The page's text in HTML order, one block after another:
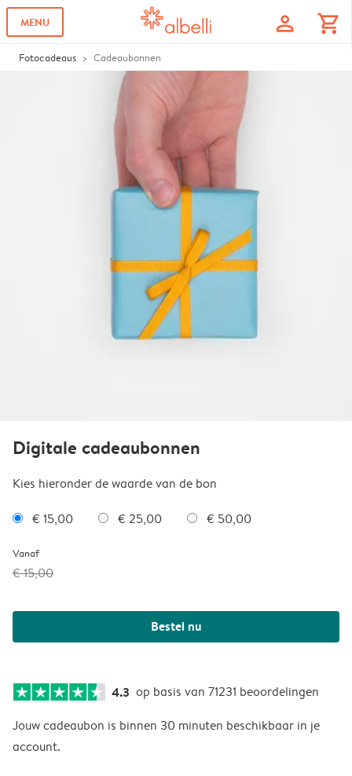
MENU profile shopping_cart
Fotocadeaus Cadeaubonnen
Digitale cadeaubonnen
Kies hieronder de waarde van de bon
€ 15,00 € 25,00 € 50,00
Vanaf
€ 15,00
Bestel nu
4.3 op basis van 71231 beoordelingen
Jouw cadeaubon is binnen 30 minuten beschikbaar in je
account.